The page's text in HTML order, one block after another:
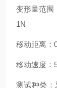
变形量范围
1N
移动距离：
移动速度：
测试种类：